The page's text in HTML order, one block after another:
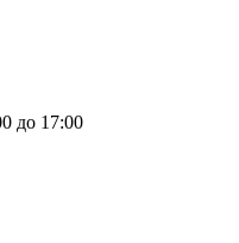
до 17:00